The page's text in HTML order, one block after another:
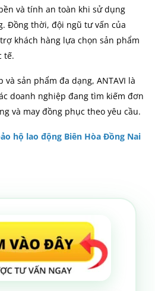
và tính an toàn khi sử dụng
Đồng thời, đội ngũ tư vấn của
khách hàng lựa chọn sản phẩm
tế.
sản phẩm đa dạng, ANTAVI là
doanh nghiệp đang tìm kiếm đơn
và may đồng phục theo yêu cầu.
hộ lao động Biên Hòa Đồng Nai